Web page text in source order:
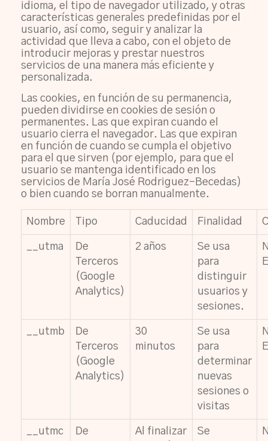
idioma, el tipo de navegador utilizado, y otras
características generales predefinidas por el
usuario, así como, seguir y analizar la
actividad que lleva a cabo, con el objeto de
introducir mejoras y prestar nuestros
servicios de una manera más eficiente y
personalizada.
Las cookies, en función de su permanencia,
pueden dividirse en cookies de sesión o
permanentes. Las que expiran cuando el
usuario cierra el navegador. Las que expiran
en función de cuando se cumpla el objetivo
para el que sirven (por ejemplo, para que el
usuario se mantenga identificado en los
servicios de María José Rodriguez-Becedas)
o bien cuando se borran manualmente.
Nombre Tipo Caducidad Finalidad
__utma
De
Terceros
(Google
Analytics)
2 años
Se usa
para
distinguir
usuarios y
sesiones.
__utmb
De
Terceros
(Google
Analytics)
30
minutos
Se usa
para
determinar
nuevas
sesiones o
visitas
__utmc De Al finalizar Se